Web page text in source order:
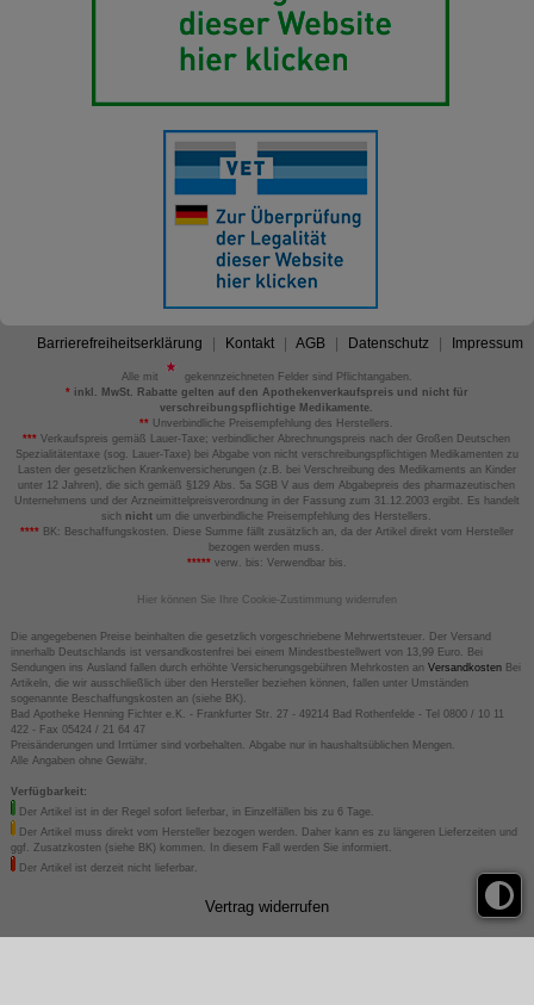
Barrierefreiheitserklärung Kontakt AGB Datenschutz Impressum
Alle mit
gekennzeichneten Felder sind Pflichtangaben.
*inkl. MwSt. Rabatte gelten auf den Apothekenverkaufspreis und nicht für
verschreibungspflichtige Medikamente.
** Unverbindliche Preisempfehlung des Herstellers.
*** Verkaufspreis gemäß Lauer-Taxe; verbindlicher Abrechnungspreis nach der Großen Deutschen
Spezialitätentaxe (sog. Lauer-Taxe) bei Abgabe von nicht verschreibungspflichtigen Medikamenten zu
Lasten der gesetzlichen Krankenversicherungen (z.B. bei Verschreibung des Medikaments an Kinder
unter 12 Jahren), die sich gemäß §129 Abs. 5a SGB V aus dem Abgabepreis des pharmazeutischen
Unternehmens und der Arzneimittelpreisverordnung in der Fassung zum 31.12.2003 ergibt. Es handelt
sich nicht um die unverbindliche Preisempfehlung des Herstellers.
****BK: Beschaffungskosten. Diese Summe fällt zusätzlich an, da der Artikel direkt vom Hersteller
bezogen werden muss.
*****verw. bis: Verwendbar bis.
Hier können Sie Ihre Cookie-Zustimmung widerrufen
Die angegebenen Preise beinhalten die gesetzlich vorgeschriebene Mehrwertsteuer. Der Versand
innerhalb Deutschlands ist versandkostenfrei bei einem Mindestbestellwert von 13,99 Euro. Bei
Sendungen ins Ausland fallen durch erhöhte Versicherungsgebühren Mehrkosten an VersandkostenBei
Artikeln, die wir ausschließlich über den Hersteller beziehen können, fallen unter Umständen
sogenannte Beschaffungskosten an (siehe BK).
Bad Apotheke Henning Fichter e.K. - Frankfurter Str. 27 - 49214 Bad Rothenfelde - Tel 0800 / 10 11
422 - Fax 05424 / 21 64 47
Preisänderungen und Irrtümer sind vorbehalten. Abgabe nur in haushaltsüblichen Mengen.
Alle Angaben ohne Gewähr.
Verfügbarkeit:
Der Artikel ist in der Regel sofort lieferbar, in Einzelfällen bis zu 6 Tage.
Der Artikel muss direkt vom Hersteller bezogen werden. Daher kann es zu längeren Lieferzeiten und
ggf. Zusatzkosten (siehe BK) kommen. In diesem Fall werden Sie informiert.
Der Artikel ist derzeit nicht lieferbar.
Vertrag widerrufen